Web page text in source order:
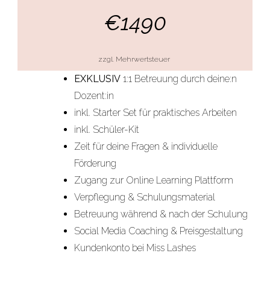
€1490
zzgl. Mehrwertsteuer
EXKLUSIV 1:1 Betreuung durch deine:n
Dozent:in
inkl. Starter Set für praktisches Arbeiten
inkl. Schüler-Kit
Zeit für deine Fragen & individuelle
Förderung
Zugang zur Online Learning Plattform
Verpflegung & Schulungsmaterial
Betreuung während & nach der Schulung
Social Media Coaching & Preisgestaltung
Kundenkonto bei Miss Lashes